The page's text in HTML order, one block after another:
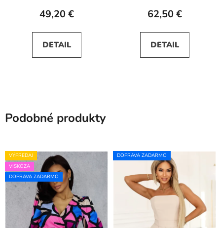
49,20 €
DETAIL
62,50 €
DETAIL
Podobné produkty
VÝPREDAJ
VISKÓZA
DOPRAVA ZADARMO
DOPRAVA ZADARMO